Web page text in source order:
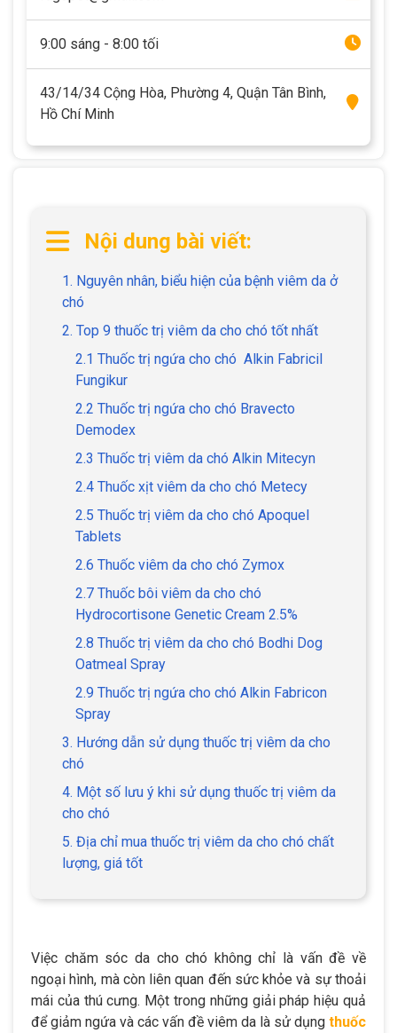
Nội dung bài viết:
1. Nguyên nhân, biểu hiện của bệnh viêm da ở
chó
2. Top 9 thuốc trị viêm da cho chó tốt nhất
2.1 Thuốc trị ngứa cho chó Alkin Fabricil
Fungikur
2.2 Thuốc trị ngứa cho chó Bravecto
Demodex
2.3 Thuốc trị viêm da chó Alkin Mitecyn
2.4 Thuốc xịt viêm da cho chó Metecy
2.5 Thuốc trị viêm da cho chó Apoquel
Tablets
2.6 Thuốc viêm da cho chó Zymox
2.7 Thuốc bôi viêm da cho chó
Hydrocortisone Genetic Cream 2.5%
2.8 Thuốc trị viêm da cho chó Bodhi Dog
Oatmeal Spray
2.9 Thuốc trị ngứa cho chó Alkin Fabricon
Spray
3. Hướng dẫn sử dụng thuốc trị viêm da cho
chó
4. Một số lưu ý khi sử dụng thuốc trị viêm da
cho chó
5. Địa chỉ mua thuốc trị viêm da cho chó chất
lượng, giá tốt
Việc chăm sóc da cho chó không chỉ là vấn đề về
ngoại hình, mà còn liên quan đến sức khỏe và sự thoải
mái của thú cưng. Một trong những giải pháp hiệu quả
để giảm ngứa và các vấn đề viêm da là sử dụng thuốc
9:00 sáng - 8:00 tối
43/14/34 Cộng Hòa, Phường 4, Quận Tân Bình,
Hồ Chí Minh